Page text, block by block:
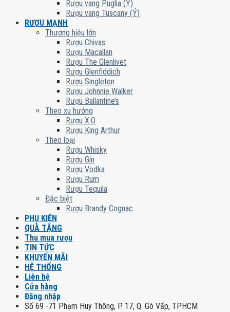
Rượu vang Puglia (Ý)
Rượu vang Tuscany (Ý)
RƯỢU MẠNH
Thương hiệu lớn
Rượu Chivas
Rượu Macallan
Rượu The Glenlivet
Rượu Glenfiddich
Rượu Singleton
Rượu Johnnie Walker
Rượu Ballantine’s
Theo xu hướng
Rượu X.O
Rượu King Arthur
Theo loại
Rượu Whisky
Rượu Gin
Rượu Vodka
Rượu Rum
Rượu Tequila
Đặc biệt
Rượu Brandy Cognac
PHỤ KIỆN
QUÀ TẶNG
Thu mua rượu
TIN TỨC
KHUYẾN MÃI
HỆ THỐNG
Liên hệ
Cửa hàng
Đăng nhập
Số 69 -71 Phạm Huy Thông, P. 17, Q. Gò Vấp, TPHCM